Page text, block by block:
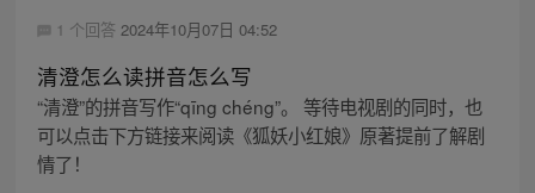
1 个回答 2024年10月07日 04:52
清澄怎么读拼音怎么写
“清澄”的拼音写作“qīng chéng”。 等待电视剧的同时，也
可以点击下方链接来阅读《狐妖小红娘》原著提前了解剧
情了！